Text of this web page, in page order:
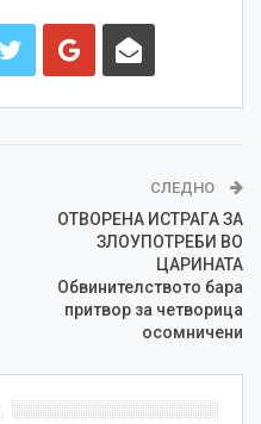
СЛЕДНО
ОТВОРЕНА ИСТРАГА ЗА
ЗЛОУПОТРЕБИ ВО
ЦАРИНАТА
Обвинителството бара
притвор за четворица
осомничени